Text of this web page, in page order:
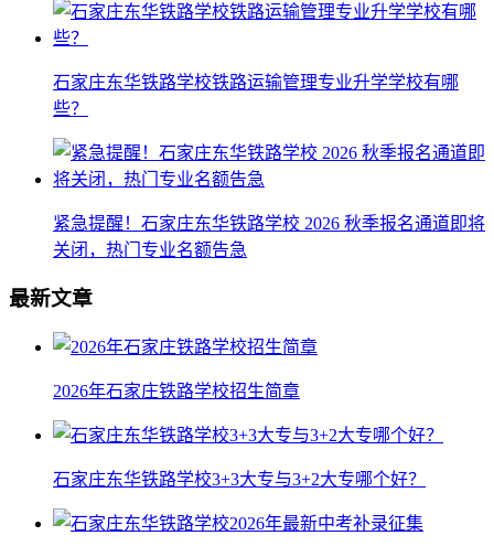
石家庄东华铁路学校铁路运输管理专业升学学校有哪
些？
紧急提醒！石家庄东华铁路学校 2026 秋季报名通道即将
关闭，热门专业名额告急
最新文章
2026年石家庄铁路学校招生简章
石家庄东华铁路学校3+3大专与3+2大专哪个好？